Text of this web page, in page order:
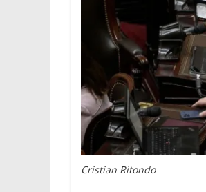
Cristian Ritondo